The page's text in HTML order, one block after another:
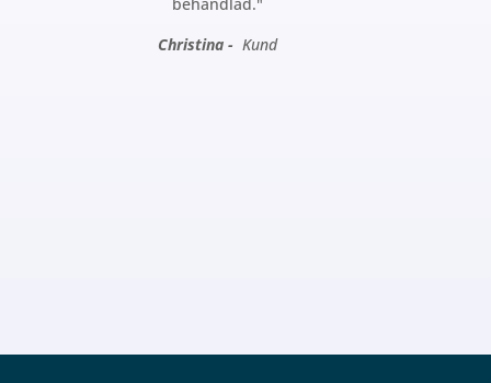
Christina - Kund